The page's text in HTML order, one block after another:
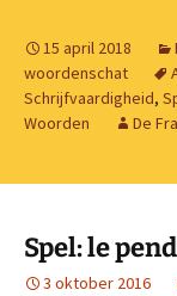
15 april 2018
woordenschat
Schrijfvaardigheid,
Woorden
De
Spel: le
3 oktober 2016